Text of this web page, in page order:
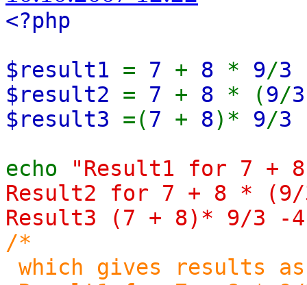
<?php
$result1 = 7 + 8 * 9/3
$result2 = 7 + 8 * (9/
$result3 =(7 + 8)* 9/3
echo
"Result1 for 7 +
Result2 for 7 + 8 *
Result3 (7 + 8)* 9/3 -
/*
which gives results as